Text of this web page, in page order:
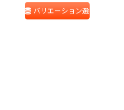
バリエーション選択